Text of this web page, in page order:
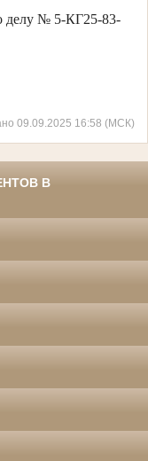
делу № 5-КГ25-83-
09.09.2025 16:58 (МСК)
В